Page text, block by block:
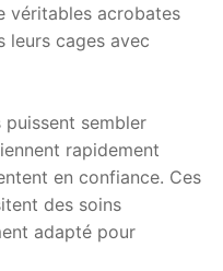
véritables acrobates
leurs cages avec
puissent sembler
rapidement
en confiance. Ces
des soins
adapté pour